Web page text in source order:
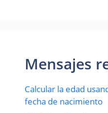
Mensajes
Calcular la edad
fecha de nacimiento